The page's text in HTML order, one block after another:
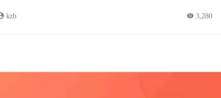
kzb 3,280